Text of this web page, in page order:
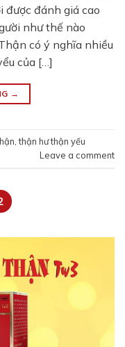
được đánh giá cao
như thế nào
có ý nghĩa nhiều
của […]
→
,thận hư thận yếu
Leave a comment